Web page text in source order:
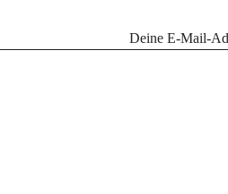
Deine E-Mail-